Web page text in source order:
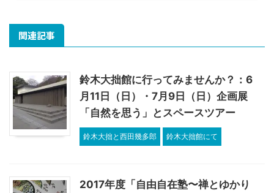
関連記事
鈴木大拙館に行ってみませんか？：6
月11日（日）・7月9日（日）企画展
「自然を思う」とスペースツアー
鈴木大拙と西田幾多郎 鈴木大拙館にて
2017年度「自由自在塾〜禅とゆかり